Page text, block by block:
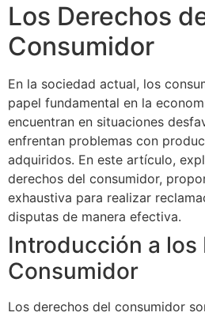
Los Derechos
Consumidor
En la sociedad actual, los
papel fundamental en la
encuentran en situaciones
enfrentan problemas con
adquiridos. En este artículo,
derechos del consumidor,
exhaustiva para realizar
disputas de manera efectiva.
Introducción a los
Consumidor
Los derechos del consumidor